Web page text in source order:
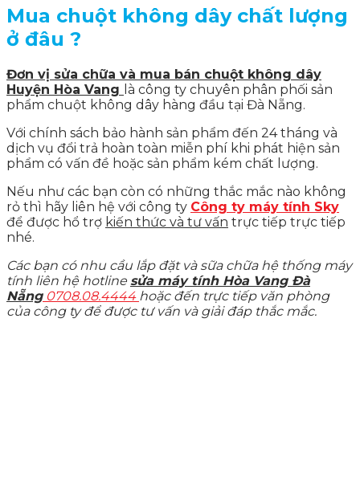
Mua chuột không dây chất lượng
ở đâu ?
Đơn vị sửa chữa và mua bán chuột không dây
Huyện Hòa Vang là công ty chuyên phân phối sản
phẩm chuột không dây hàng đầu tại Đà Nẵng.
Với chính sách bảo hành sản phẩm đến 24 tháng và
dịch vụ đổi trả hoàn toàn miễn phí khi phát hiện sản
phẩm có vấn đề hoặc sản phẩm kém chất lượng.
Nếu như các bạn còn có những thắc mắc nào không
rỏ thì hãy liên hệ với công ty Công ty máy tính Sky
để được hổ trợ kiến thức và tư vấn trực tiếp trực tiếp
nhé.
Các bạn có nhu cầu lắp đặt và sữa chữa hệ thống máy
tính liên hệ hotline sửa máy tính Hòa Vang Đà
Nẵng0708.08.4444 hoặc đến trực tiếp văn phòng
của công ty để được tư vấn và giải đáp thắc mắc.